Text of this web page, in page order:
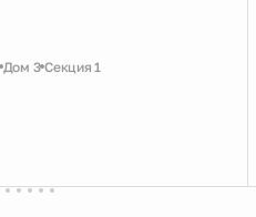
Дом 3 Секция 1